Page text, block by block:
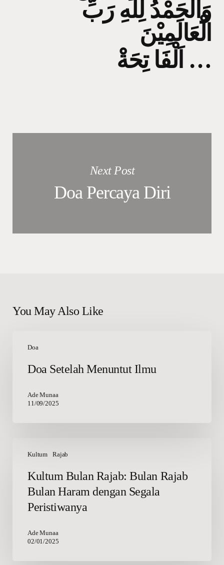
وَالْحَمْدُ لِلهِ رَبِّ
الْعَالَمِيْنَ
اَلْفَا تِحَةْ …
Next Post
Doa Percaya Diri
You May Also Like
Doa
Setelah
Doa Setelah Menuntut Ilmu
Ade Munaa
11/09/2025
Kultum Rajab
Bulan
Bulan
Rajab
Bulan
Segala
Kultum Bulan Rajab: Bulan Rajab
Bulan Haram dengan Segala
Peristiwanya
Ade Munaa
02/01/2025